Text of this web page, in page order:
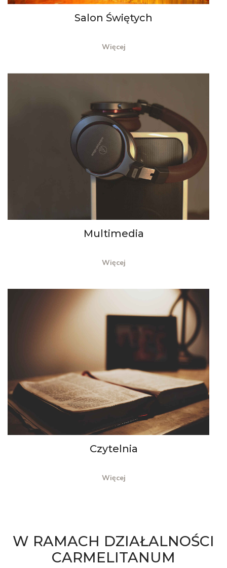
Salon Świętych
Więcej
Multimedia
Więcej
Czytelnia
Więcej
W RAMACH DZIAŁALNOŚCI
CARMELITANUM